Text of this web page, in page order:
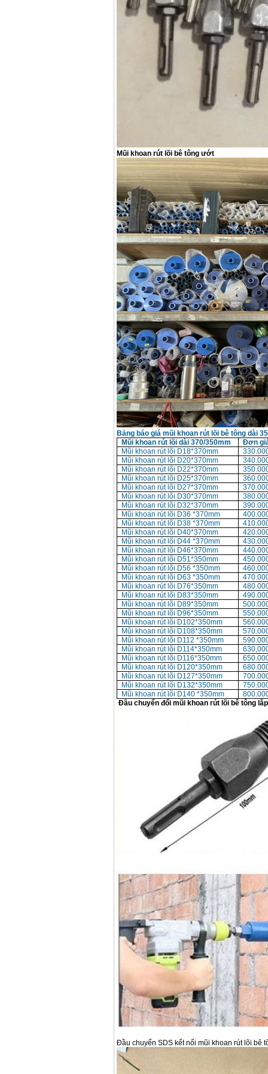
Mũi khoan rút lõi bê tông ướt
Bảng báo giá mũi khoan rút lõi bê tông dài
Mũi khoan rút lõi dài 370/350mm
Đơn
Mũi khoan rút lõi D18*370mm
Mũi khoan rút lõi D20*370mm
Mũi khoan rút lõi D22*370mm
Mũi khoan rút lõi D25*370mm
Mũi khoan rút lõi D27*370mm
Mũi khoan rút lõi D30*370mm
Mũi khoan rút lõi D32*370mm
Mũi khoan rút lõi D36 *370mm
Mũi khoan rút lõi D38 *370mm
Mũi khoan rút lõi D40*370mm
Mũi khoan rút lõi D44 *370mm
Mũi khoan rút lõi D46*370mm
Mũi khoan rút lõi D51*350mm
Mũi khoan rút lõi D56 *350mm
Mũi khoan rút lõi D63 *350mm
Mũi khoan rút lõi D76*350mm
Mũi khoan rút lõi D83*350mm
Mũi khoan rút lõi D89*350mm
Mũi khoan rút lõi D96*350mm
Mũi khoan rút lõi D102*350mm
Mũi khoan rút lõi D108*350mm
Mũi khoan rút lõi D112 *350mm
Mũi khoan rút lõi D114*350mm
Mũi khoan rút lõi D116*350mm
Mũi khoan rút lõi D120*350mm
Mũi khoan rút lõi D127*350mm
Mũi khoan rút lõi D132*350mm
Mũi khoan rút lõi D140 *350mm
Đầu chuyển đổi mũi khoan rút lõi bê tông
Đầu chuyển SDS kết nối mũi khoan rút lõi bê